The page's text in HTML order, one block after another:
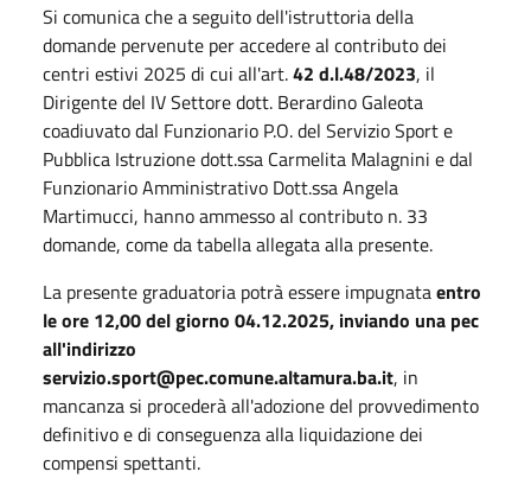
Si comunica che a seguito dell'istruttoria della
domande pervenute per accedere al contributo dei
centri estivi 2025 di cui all'art.42 d.l.48/2023, il
Dirigente del IV Settore dott. Berardino Galeota
coadiuvato dal Funzionario P.O. del Servizio Sport e
Pubblica Istruzione dott.ssa Carmelita Malagnini e dal
Funzionario Amministrativo Dott.ssa Angela
Martimucci, hanno ammesso al contributo n. 33
domande, come da tabella allegata alla presente.
La presente graduatoria potrà essere impugnataentro
le ore 12,00 del giorno 04.12.2025, inviando una pec
all'indirizzo
servizio.sport@pec.comune.altamura.ba.it, in
mancanza si procederà all'adozione del provvedimento
definitivo e di conseguenza alla liquidazione dei
compensi spettanti.